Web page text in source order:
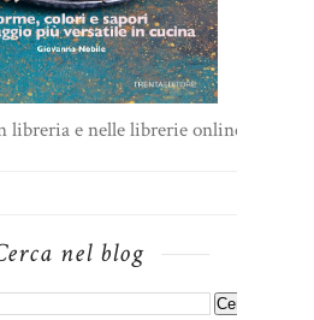
libreria e nelle librerie online
nel blog